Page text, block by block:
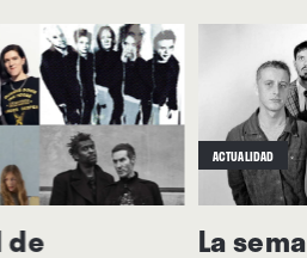
de
ACTUALIDAD
La